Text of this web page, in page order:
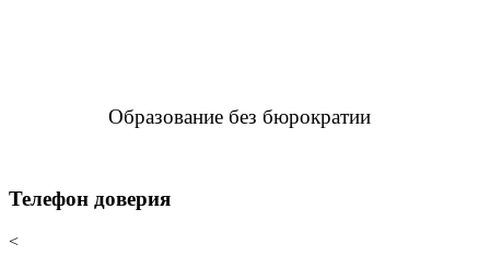
Образование без бюрократии
Телефон доверия
<